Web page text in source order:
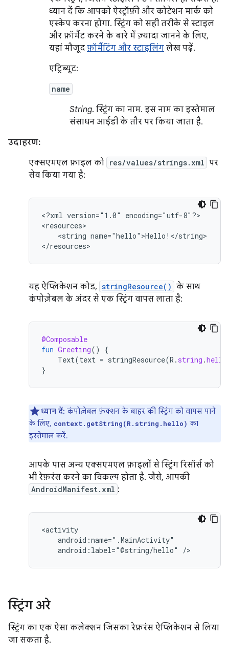
ध्यान दें कि आपको ऐस्ट्रॉफ़ी और कोटेशन मार्क को
एस्केप करना होगा. स्ट्रिंग को सही तरीके से स्टाइल
और फ़ॉर्मैट करने के बारे में ज़्यादा जानने के लिए,
यहां मौजूद फ़ॉर्मैटिंग और स्टाइलिंग लेख पढ़ें.
एट्रिब्यूट:
name
String. स्ट्रिंग का नाम. इस नाम का इस्तेमाल
संसाधन आईडी के तौर पर किया जाता है.
उदाहरण:
एक्सएमएल फ़ाइल को res/values/strings.xml पर
सेव किया गया है:
<?xml version="1.0"
encoding="utf-8"?>
<string name="hello">Hello!</string>
</resources>
यह ऐप्लिकेशन कोड, stringResource() के साथ
कंपोज़ेबल के अंदर से एक स्ट्रिंग वापस लाता है:
@Composable
fun Greeting()
{
Text(text = stringResource(R . string .hello
}
ध्यान दें: कंपोज़ेबल फ़ंक्शन के बाहर की स्ट्रिंग को वापस पाने
के लिए, context.getString(R.string.hello) का
इस्तेमाल करें.
आपके पास अन्य एक्सएमएल फ़ाइलों से स्ट्रिंग रिसॉर्स को
भी रेफ़रंस करने का विकल्प होता है. जैसे, आपकी
AndroidManifest.xml :
android:label="@string/hello"
/>
स्ट्रिंग अरे
स्ट्रिंग का एक ऐसा कलेक्शन जिसका रेफ़रंस ऐप्लिकेशन से लिया
जा सकता है.